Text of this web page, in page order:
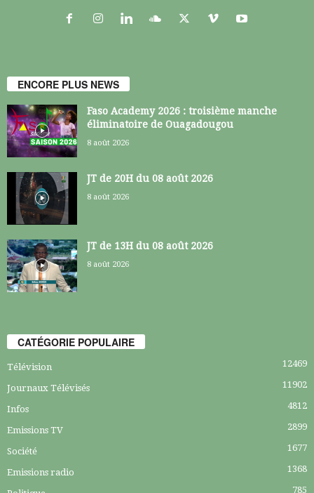
ENCORE PLUS NEWS
Faso Academy 2026 : troisième manche
éliminatoire de Ouagadougou
8 août 2026
JT de 20H du 08 août 2026
8 août 2026
JT de 13H du 08 août 2026
8 août 2026
CATÉGORIE POPULAIRE
Télévision 12469
Journaux Télévisés 11902
Infos 4812
Emissions TV 2899
Société 1677
Emissions radio 1368
785